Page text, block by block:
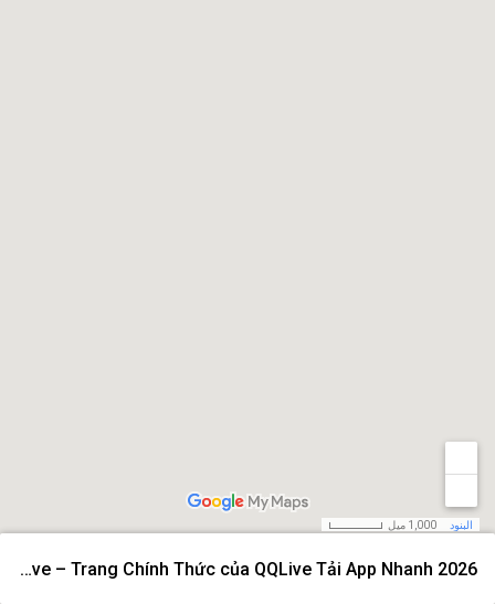
QQLive – Trang Chính Thức của QQLive Tải App Nhanh 2026
البنود 1,000 ميل